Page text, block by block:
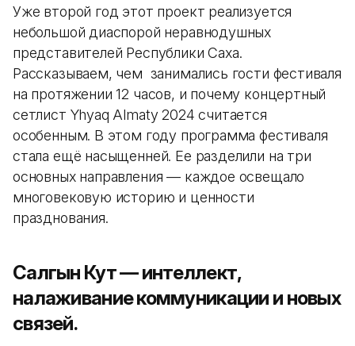
Уже второй год этот проект реализуется
небольшой диаспорой неравнодушных
представителей Республики Саха.
Рассказываем, чем занимались гости фестиваля
на протяжении 12 часов, и почему концертный
сетлист Yhyaq Almaty 2024 считается
особенным. В этом году программа фестиваля
стала ещё насыщенней. Ее разделили на три
основных направления — каждое освещало
многовековую историю и ценности
празднования.
Салгын Кут — интеллект,
налаживание коммуникации и новых
связей.